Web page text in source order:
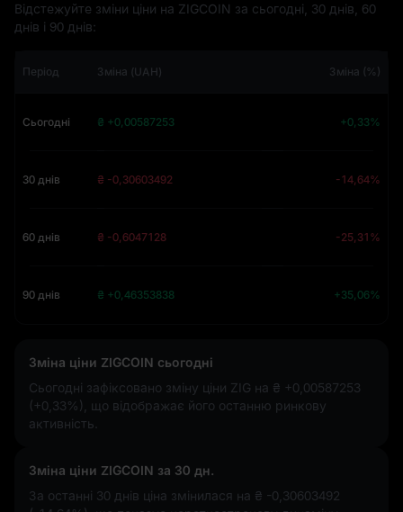
Відстежуйте зміни ціни на ZIGCOIN за сьогодні, 30 днів, 60
днів і 90 днів:
Період Зміна (UAH) Зміна (%)
Сьогодні ₴ +0,00587253 +0,33%
30 днів ₴ -0,30603492 -14,64%
60 днів ₴ -0,6047128 -25,31%
90 днів ₴ +0,46353838 +35,06%
Зміна ціни ZIGCOIN сьогодні
Сьогодні зафіксовано зміну ціни ZIG на ₴ +0,00587253
(+0,33%)
, що відображає його останню ринкову
активність.
Зміна ціни ZIGCOIN за 30 дн.
За останні 30 днів ціна змінилася на ₴ -0,30603492